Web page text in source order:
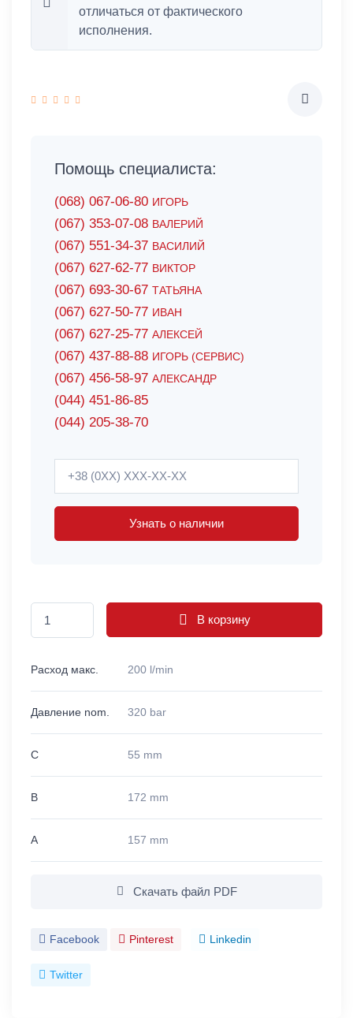
отличаться от фактического
исполнения.
Помощь специалиста:
(068) 067-06-80 ИГОРЬ
(067) 353-07-08 ВАЛЕРИЙ
(067) 551-34-37 ВАСИЛИЙ
(067) 627-62-77 ВИКТОР
(067) 693-30-67 ТАТЬЯНА
(067) 627-50-77 ИВАН
(067) 627-25-77 АЛЕКСЕЙ
(067) 437-88-88 ИГОРЬ (СЕРВИС)
(067) 456-58-97 АЛЕКСАНДР
(044) 451-86-85
(044) 205-38-70
Узнать о наличии
В корзину
Расход макс. 200 l/min
Давление nom. 320 bar
C 55 mm
B 172 mm
A 157 mm
Скачать файл PDF
Facebook Pinterest Linkedin
Twitter